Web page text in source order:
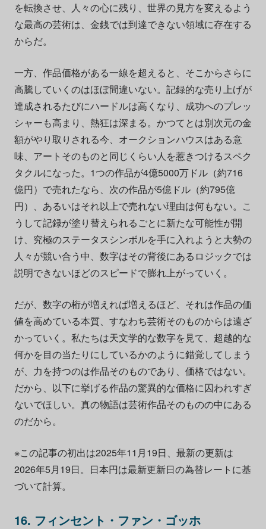
を転換させ、人々の心に残り、世界の見方を変えるよう
な最高の芸術は、金銭では到達できない領域に存在する
からだ。
一方、作品価格がある一線を超えると、そこからさらに
高騰していくのはほぼ間違いない。記録的な売り上げが
達成されるたびにハードルは高くなり、成功へのプレッ
シャーも高まり、熱狂は深まる。かつてとは別次元の金
額がやり取りされる今、オークションハウスはある意
味、アートそのものと同じくらい人を惹きつけるスペク
タクルになった。1つの作品が4億5000万ドル（約716
億円）で売れたなら、次の作品が5億ドル（約795億
円）、あるいはそれ以上で売れない理由は何もない。こ
うして記録が塗り替えられるごとに新たな可能性が開
け、究極のステータスシンボルを手に入れようと大勢の
人々が競い合う中、数字はその背後にあるロジックでは
説明できないほどのスピードで膨れ上がっていく。
だが、数字の桁が増えれば増えるほど、それは作品の価
値を高めている本質、すなわち芸術そのものからは遠ざ
かっていく。私たちは天文学的な数字を見て、超越的な
何かを目の当たりにしているかのように錯覚してしまう
が、力を持つのは作品そのものであり、価格ではない。
だから、以下に挙げる作品の驚異的な価格に囚われすぎ
ないでほしい。真の物語は芸術作品そのものの中にある
のだから。
※この記事の初出は2025年11月19日、最新の更新は
2026年5月19日。日本円は最新更新日の為替レートに基
づいて計算。
16. フィンセント・ファン・ゴッホ